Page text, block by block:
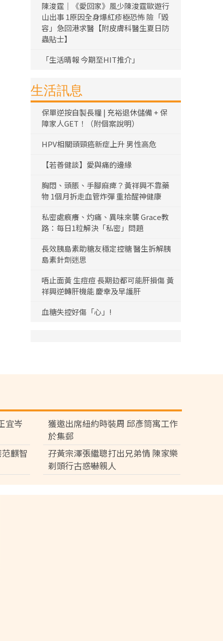
陳浚霆｜《愛回家》風少陳浚霆歐遊行
山出事 1原因全身爆紅疹極恐怖 險「毀
容」急回港求醫【附皮膚科醫生夏日防
蟲貼士】
「生活晴報 今期至HIT推介」
生活訊息
保單逆按自製長糧 | 充裕退休儲備 + 保
障家人GET！（附個案說明）
HPV相關頭頸癌新症上升 男性高危
【若善健談】愛與痛的邊緣
胸悶、頭脹、手腳麻痺？黃祥興不靠藥
物 1個月拆走血管炸彈 重拾醒神健康
私密處痕癢、灼痛、異味來襲 Grace教
路：每日1粒解決「私密」問題
長效胰島素助糖友穩定控糖 醫生拆解胰
島素針劑迷思
唔止面黃 生痘痘 長期攰都可能肝損傷 黃
祥興逆轉肝機能 慶幸及早護肝
血糖失控好傷「心」!
宜岑
獲邀出席紐約時裝周 邱彥筒寓工作
於集郵
麒智
孖黃宗澤張繼聰打出兄弟情 陳家樂
剃頭行古惑嚇親人